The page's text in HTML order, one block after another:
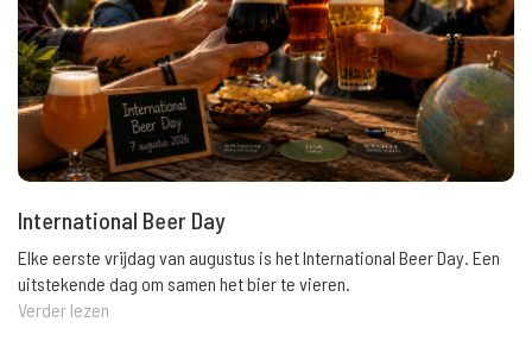
International Beer Day
Elke eerste vrijdag van augustus is het International Beer Day. Een
uitstekende dag om samen het bier te vieren.
Verder lezen